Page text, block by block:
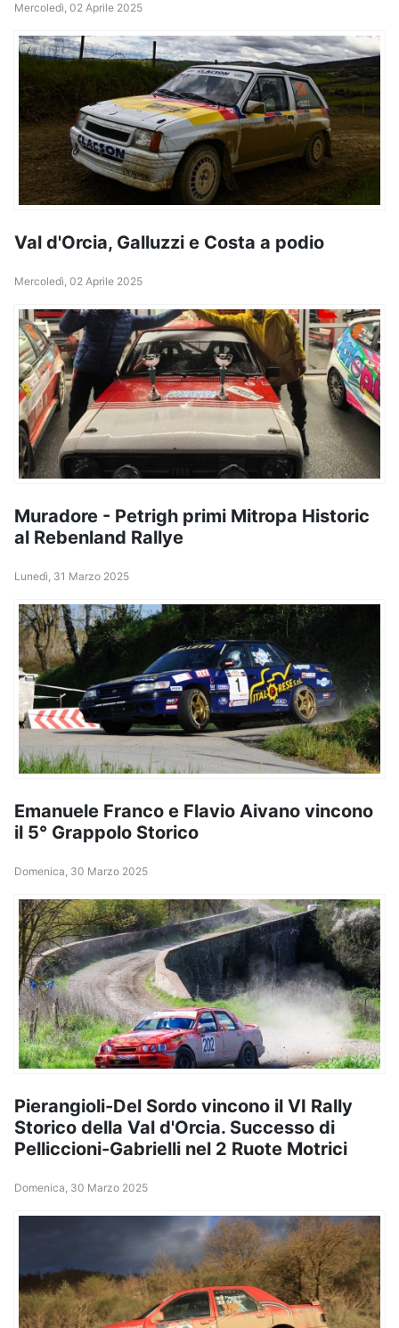
Mercoledì, 02 Aprile 2025
Val d'Orcia, Galluzzi e Costa a podio
Mercoledì, 02 Aprile 2025
Muradore - Petrigh primi Mitropa Historic
al Rebenland Rallye
Lunedì, 31 Marzo 2025
Emanuele Franco e Flavio Aivano vincono
il 5° Grappolo Storico
Domenica, 30 Marzo 2025
Pierangioli-Del Sordo vincono il VI Rally
Storico della Val d'Orcia. Successo di
Pelliccioni-Gabrielli nel 2 Ruote Motrici
Domenica, 30 Marzo 2025